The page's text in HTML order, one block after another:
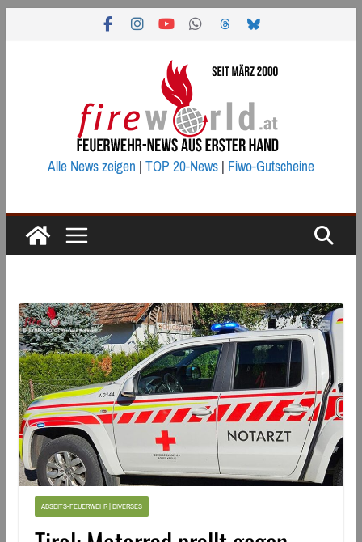
Alle News zeigen|TOP 20-News|Fiwo-Gutscheine
ABSEITS-FEUERWEHR | DIVERSES